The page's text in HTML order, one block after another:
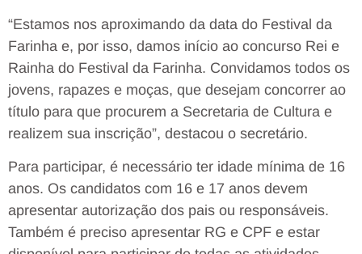
“Estamos nos aproximando da data do Festival da
Farinha e, por isso, damos início ao concurso Rei e
Rainha do Festival da Farinha. Convidamos todos os
jovens, rapazes e moças, que desejam concorrer ao
título para que procurem a Secretaria de Cultura e
realizem sua inscrição”, destacou o secretário.
Para participar, é necessário ter idade mínima de 16
anos. Os candidatos com 16 e 17 anos devem
apresentar autorização dos pais ou responsáveis.
Também é preciso apresentar RG e CPF e estar